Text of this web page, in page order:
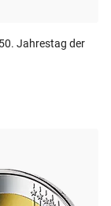
Jahrestag der